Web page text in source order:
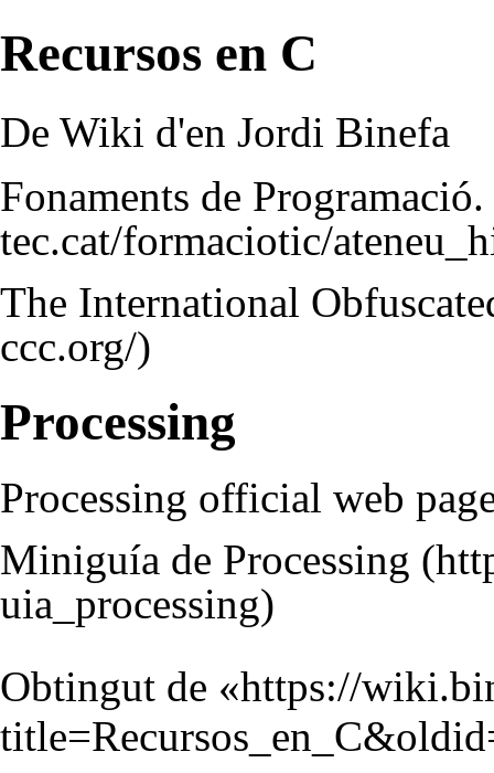
Recursos en C
De Wiki d'en Jordi Binefa
Fonaments de
The International
Processing
Processing official web
Miniguía de Processing
Obtingut de «https://